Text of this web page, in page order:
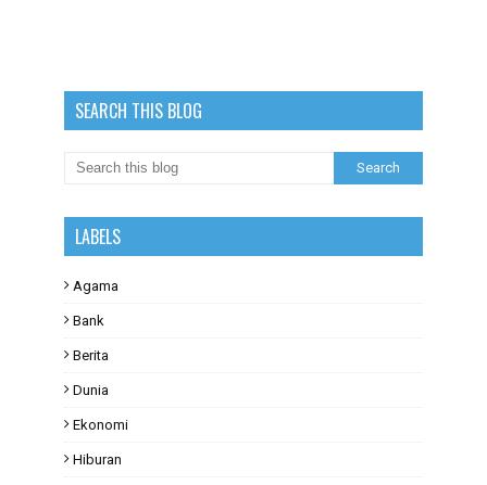
SEARCH THIS BLOG
LABELS
Agama
Bank
Berita
Dunia
Ekonomi
Hiburan